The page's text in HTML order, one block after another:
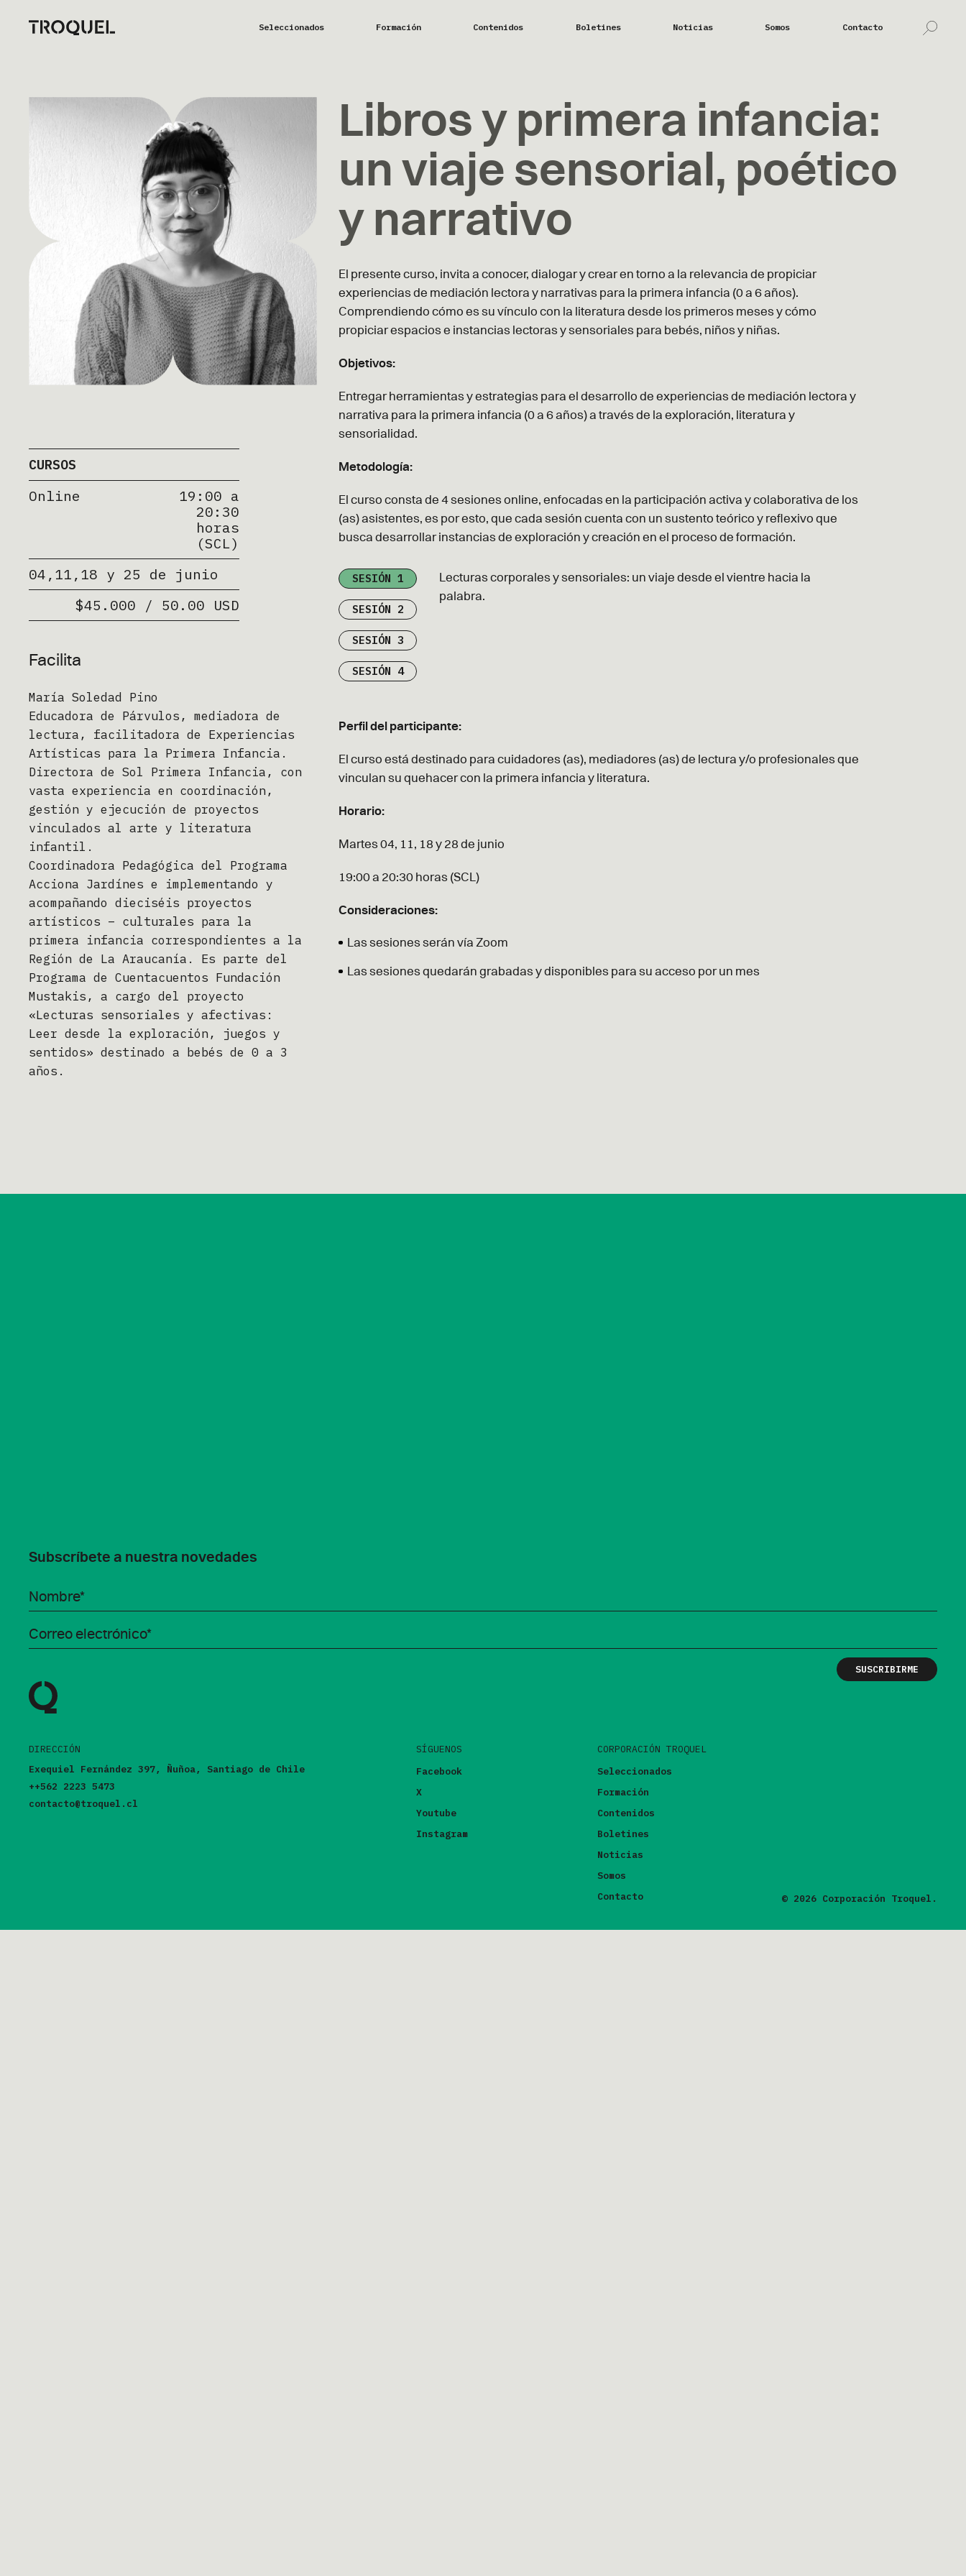
Seleccionados Formación Contenidos Boletines Noticias Somos Contacto
CURSOS
Online
19:00 a
20:30
horas
(SCL)
04,11,18 y 25 de junio
$45.000 / 50.00 USD
Facilita
María Soledad Pino
Educadora de Párvulos, mediadora de
lectura, facilitadora de Experiencias
Artísticas para la Primera Infancia.
Directora de Sol Primera Infancia, con
vasta experiencia en coordinación,
gestión y ejecución de proyectos
vinculados al arte y literatura
infantil.
Coordinadora Pedagógica del Programa
Acciona Jardínes e implementando y
acompañando dieciséis proyectos
artísticos – culturales para la
primera infancia correspondientes a la
Región de La Araucanía. Es parte del
Programa de Cuentacuentos Fundación
Mustakis, a cargo del proyecto
«Lecturas sensoriales y afectivas:
Leer desde la exploración, juegos y
sentidos» destinado a bebés de 0 a 3
años.
Libros y primera infancia:
un viaje sensorial, poético
y narrativo
El presente curso, invita a conocer, dialogar y crear en torno a la relevancia de propiciar
experiencias de mediación lectora y narrativas para la primera infancia (0 a 6 años).
Comprendiendo cómo es su vínculo con la literatura desde los primeros meses y cómo
propiciar espacios e instancias lectoras y sensoriales para bebés, niños y niñas.
Objetivos:
Entregar herramientas y estrategias para el desarrollo de experiencias de mediación lectora y
narrativa para la primera infancia (0 a 6 años) a través de la exploración, literatura y
sensorialidad.
Metodología:
El curso consta de 4 sesiones online, enfocadas en la participación activa y colaborativa de los
(as) asistentes, es por esto, que cada sesión cuenta con un sustento teórico y reflexivo que
busca desarrollar instancias de exploración y creación en el proceso de formación.
SESIÓN 1
SESIÓN 2
SESIÓN 3
SESIÓN 4
Lecturas corporales y sensoriales: un viaje desde el vientre hacia la
palabra.
Perfil del participante:
El curso está destinado para cuidadores (as), mediadores (as) de lectura y/o profesionales que
vinculan su quehacer con la primera infancia y literatura.
Horario:
Martes 04, 11, 18 y 28 de junio
19:00 a 20:30 horas (SCL)
Consideraciones:
Las sesiones serán vía Zoom
Las sesiones quedarán grabadas y disponibles para su acceso por un mes
Subscríbete a nuestra novedades
DIRECCIÓN
Exequiel Fernández 397, Ñuñoa, Santiago de Chile
++562 2223 5473
contacto@troquel.cl
SÍGUENOS
Facebook
X
Youtube
Instagram
CORPORACIÓN TROQUEL
Seleccionados
Formación
Contenidos
Boletines
Noticias
Somos
Contacto
© 2026 Corporación Troquel.